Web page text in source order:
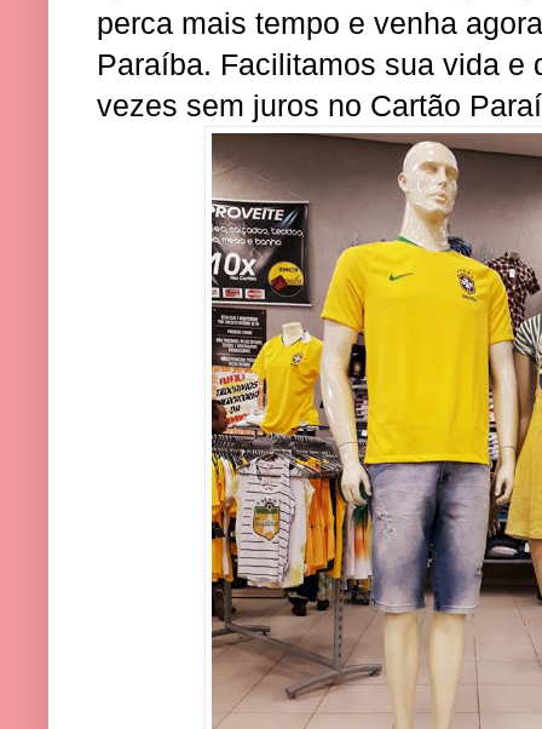
perca mais tempo e venha
Paraíba. Facilitamos sua vida e
vezes sem juros no Cartão